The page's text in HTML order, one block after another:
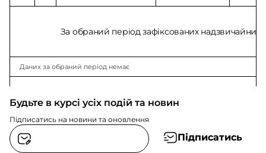
За обраний період зафіксованих надзвичайних
Даних за обраний період немає
Будьте в курсі усіх подій та новин
Підписатись на новини та оновлення
Підписатись